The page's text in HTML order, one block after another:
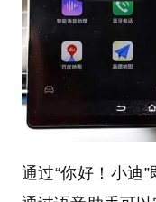
通过“你好！小迪